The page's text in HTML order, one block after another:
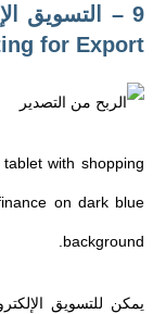
for Export)
with shopping
on dark blue
background.
يمكن للتسويق